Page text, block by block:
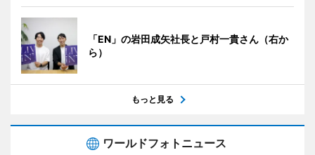
「EN」の岩田成矢社長と戸村一貴さん（右か
ら）
もっと見る
ワールドフォトニュース